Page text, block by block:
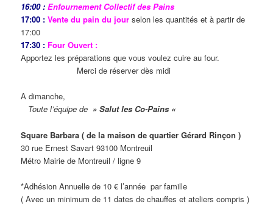
16:00 : Enfournement Collectif des Pains
17:00 : Vente du pain du jour selon les quantités et à partir de
17:00
17:30 : Four Ouvert :
Apportez les préparations que vous voulez cuire au four.
Merci de réserver dès midi
A dimanche,
Toute l’équipe de » Salut les Co-Pains «
Square Barbara ( de la maison de quartier Gérard Rinçon )
30 rue Ernest Savart 93100 Montreuil
Métro Mairie de Montreuil / ligne 9
*Adhésion Annuelle de 10 € l’année par famille
( Avec un minimum de 11 dates de chauffes et ateliers compris )